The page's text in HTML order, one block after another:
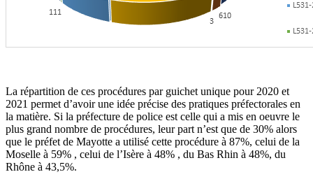
La répartition de ces procédures par guichet unique pour 2020 et
2021 permet d’avoir une idée précise des pratiques préfectorales en
la matière. Si la préfecture de police est celle qui a mis en oeuvre le
plus grand nombre de procédures, leur part n’est que de 30% alors
que le préfet de Mayotte a utilisé cette procédure à 87%, celui de la
Moselle à 59% , celui de l’Isère à 48% , du Bas Rhin à 48%, du
Rhône à 43,5%.